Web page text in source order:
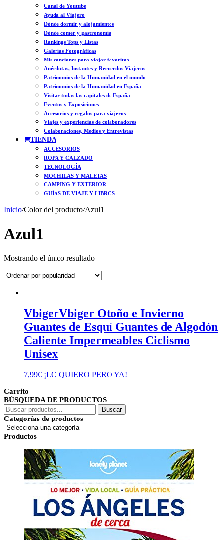
Canal de Youtube
Ayuda al Viajero
Dónde dormir y alojamientos
Dónde comer y gastronomía
Rankings Tops y Listas
Galerías Fotográficas
Mis canciones para viajar favoritas
Anécdotas, Instantes y Recuerdos Viajeros
Patrimonios de la Humanidad en el mundo
Patrimonios de la Humanidad en España
Visitar todas las capitales de España
Eventos y Exposiciones
Accesorios y regalos para viajeros
Viajes y experiencias de colaboradores
Colaboraciones, Medios y Entrevistas
TIENDA
ACCESORIOS
ROPA Y CALZADO
TECNOLOGÍA
MOCHILAS Y MALETAS
CAMPING Y EXTERIOR
GUÍAS DE VIAJE Y LIBROS
Inicio/Color del producto/Azul1
Azul1
Mostrando el único resultado
VbigerVbiger Otoño e Invierno
Guantes de Esquí Guantes de Algodón
Caliente Impermeables Ciclismo
Unisex
7,99€ ¡LO QUIERO PERO YA!
Carrito
BÚSQUEDA DE PRODUCTOS
Buscar
por:
Buscar
Categorías de productos
Productos